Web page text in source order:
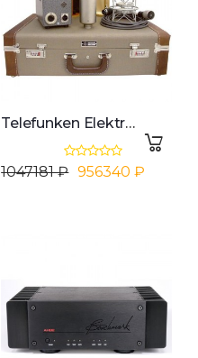
Telefunken Elektroakustik U47
1047181 ₽ 956340 ₽